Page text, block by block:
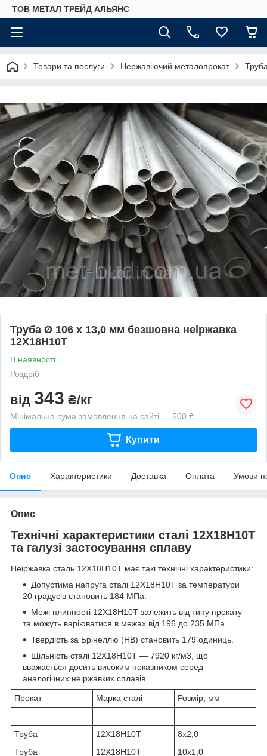
ТОВ МЕТАЛ ТРЕЙД АЛЬЯНС
Товари та послуги Нержавіючий металопрокат
Труба Ø 106 х 13,0 мм безшовна неіржавка
12Х18Н10Т
В наявності
Роздріб
від 343 ₴/кг
Мінімальна сума замовлення на сайті — 500 ₴
Купити
Опис Характеристики Доставка Оплата Умови
Опис
Технічні характеристики сталі 12Х18Н10Т
та галузі застосування сплаву
Неіржавка сталь 12Х18Н10Т має такі технічні характеристики:
Допустима напруга сталі 12Х18Н10T за температури
20 градусів становить 184 МПа.
Межі плинності 12Х18Н10Т залежить від типу прокату
та можуть варіюватися в межах від 196 до 235 МПа.
Твердість за Брінеллю (HB) становить 179 одиниць.
Щільність сталі 12Х18Н10Т — 7920 кг/м3, що
вважається досить високим показником серед
аналогічних неіржавких сплавів.
Прокат Марка сталі Розмір, мм
Труба 12Х18Н10Т
8х2,0
Труба
12Х18Н10Т
10х1,0